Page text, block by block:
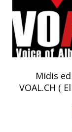
Midis
VOAL.CH (